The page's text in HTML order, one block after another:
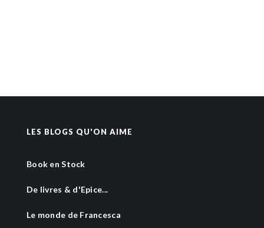
LES BLOGS QU'ON AIME
Book en Stock
De livres & d'Epice...
Le monde de Francesca